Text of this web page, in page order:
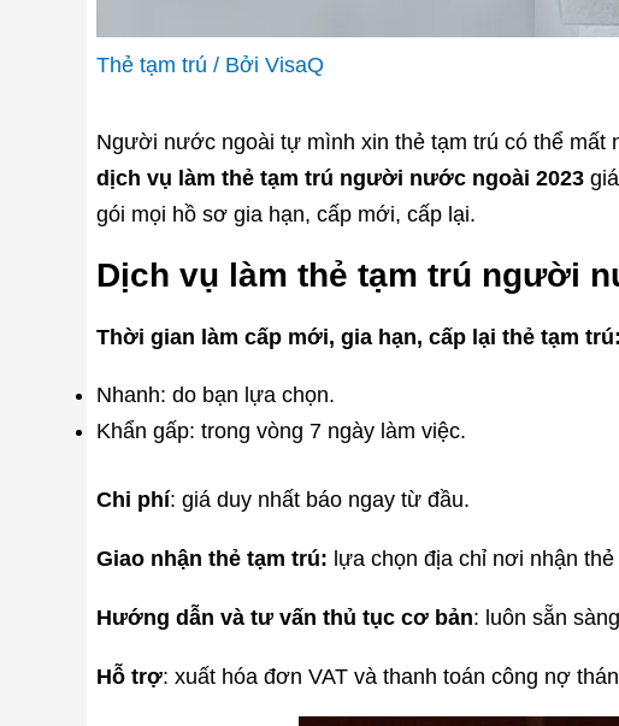
Thẻ tạm trú / Bởi VisaQ
Người nước ngoài tự mình xin thẻ tạm trú có thể mất
dịch vụ làm thẻ tạm trú người nước ngoài 2023
gói mọi hồ sơ gia hạn, cấp mới, cấp lại.
Dịch vụ làm thẻ tạm trú người
Thời gian làm cấp mới, gia hạn, cấp lại thẻ tạm trú:
Nhanh: do bạn lựa chọn.
Khẩn gấp: trong vòng 7 ngày làm việc.
Chi phí: giá duy nhất báo ngay từ đầu.
Giao nhận thẻ tạm trú: lựa chọn địa chỉ nơi nhận
Hướng dẫn và tư vấn thủ tục cơ bản: luôn sẵn
Hỗ trợ: xuất hóa đơn VAT và thanh toán công nợ